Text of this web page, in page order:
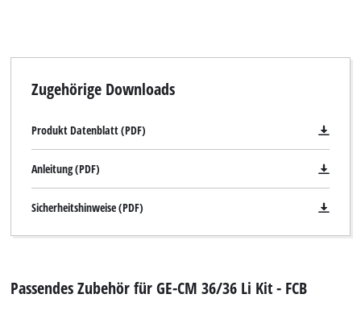
Zugehörige Downloads
Produkt Datenblatt (PDF)
Anleitung (PDF)
Sicherheitshinweise (PDF)
Passendes Zubehör für GE-CM 36/36 Li Kit - FCB